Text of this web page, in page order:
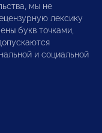
мы не
лексику
букв точками,
и социальной